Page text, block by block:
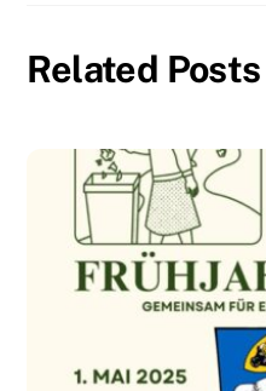
Related Posts